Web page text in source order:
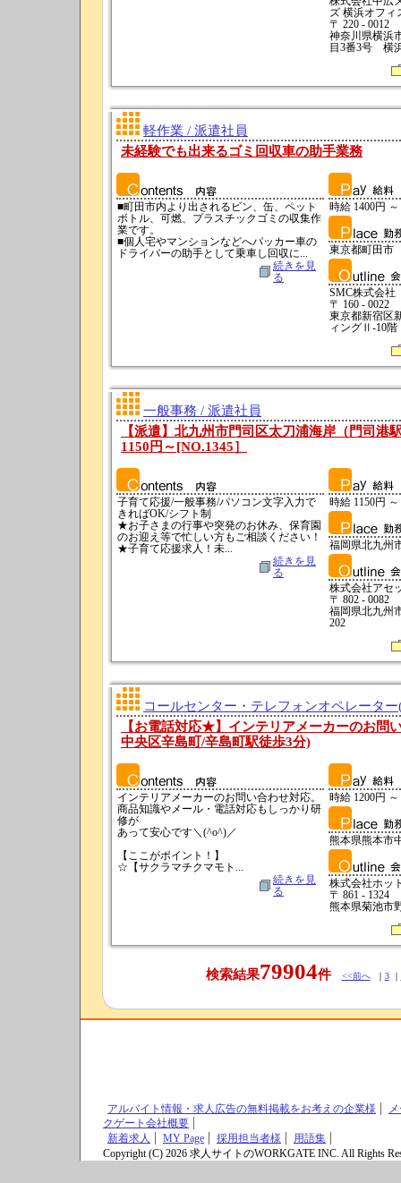
ズ 横浜オフィ
〒 220 - 0012
神奈川県横浜
目3番3号 横
軽作業 / 派遣社員
未経験でも出来るゴミ回収車の助手業務
■町田市内より出されるビン、缶、ペット
ボトル、可燃、プラスチックゴミの収集作
業です。
■個人宅やマンションなどへパッカー車の
ドライバーの助手として乗車し回収に...
続きを見
る
時給 1400円 ～
東京都町田市
SMC株式会社
〒 160 - 0022
東京都新宿区
ィングⅡ-10階
一般事務 / 派遣社員
【派遣】北九州市門司区太刀浦海岸（門司港
1150円～[NO.1345］
子育て応援/一般事務/パソコン文字入力で
きればOK/シフト制
★お子さまの行事や突発のお休み、保育園
のお迎え等で忙しい方もご相談ください！
★子育て応援求人！未...
続きを見
る
時給 1150円
福岡県北九州
株式会社アセ
〒 802 - 0082
福岡県北九州
202
コールセンター・テレフォンオペレータ
【お電話対応★】インテリアメーカーのお問
中央区辛島町/辛島町駅徒歩3分)
インテリアメーカーのお問い合わせ対応。
商品知識やメール・電話対応もしっかり研
修が
あって安心です＼(^o^)／
【ここがポイント！】
☆【サクラマチクマモト...
続きを見
る
時給 1200円
熊本県熊本市
株式会社ホッ
〒 861 - 1324
熊本県菊池市
検索結果79904件 <<前へ｜ 3｜
アルバイト情報・求人広告の無料掲載をお考えの企業様
クゲート会社概要
新着求人
MY Page 採用担当者様
用語集
Copyright (C) 2026 求人サイトのWORKGATE INC. All Rights